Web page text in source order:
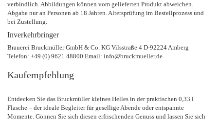
verbindlich. Abbildungen können vom gelieferten Produkt abweichen.
Abgabe nur an Personen ab 18 Jahren. Altersprüfung im Bestellprozess und
bei Zustellung.
Inverkehrbringer
Brauerei Bruckmüller GmbH & Co. KG Vilsstraße 4 D-92224 Amberg
Telefon: +49 (0) 9621 48800 Email: info@bruckmueller.de
Kaufempfehlung
Entdecken Sie das Bruckmüller kleines Helles in der praktischen 0,33 l
Flasche – der ideale Begleiter für gesellige Abende oder entspannte
Momente. Gönnen Sie sich diesen erfrischenden Genuss und lassen Sie sich